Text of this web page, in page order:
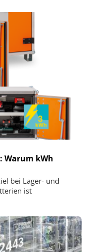
Warum kWh
bei Lager- und
ist